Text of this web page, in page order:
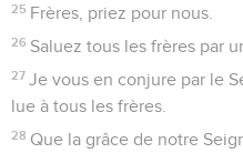
25 Frères, priez pour nous.
26 Saluez tous les frères par
27 Je vous en conjure par le
lue à tous les frères.
28 Que la grâce de notre